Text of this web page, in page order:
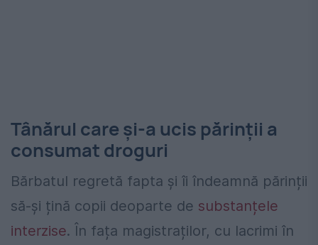
Tânărul care și-a ucis părinții a
consumat droguri
Bărbatul regretă fapta și îi îndeamnă părinții
să-și țină copii deoparte de substanțele
interzise. În fața magistraților, cu lacrimi în